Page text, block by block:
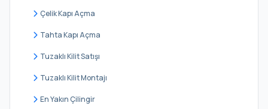
Çelik Kapı Açma
Tahta Kapı Açma
Tuzaklı Kilit Satışı
Tuzaklı Kilit Montajı
En Yakın Çilingir